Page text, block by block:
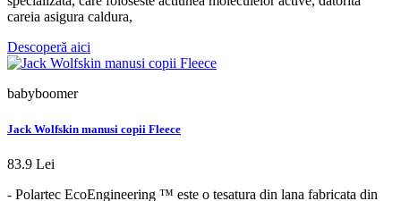
careia asigura caldura,
Descoperă aici
babyboomer
Jack Wolfskin manusi copii Fleece
83.9 Lei
- Polartec EcoEngineering ™ este o tesatura din lana fabricata din